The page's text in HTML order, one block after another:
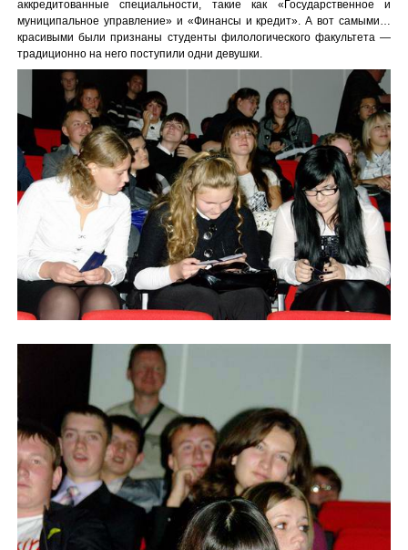
аккредитованные специальности, такие как «Государственное и
муниципальное управление» и «Финансы и кредит». А вот самыми…
красивыми были признаны студенты филологического факультета —
традиционно на него поступили одни девушки.